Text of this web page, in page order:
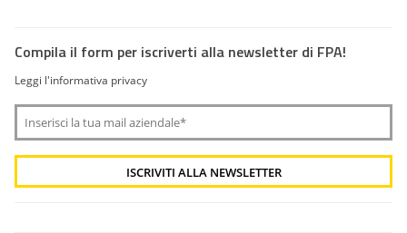
Compila il form per iscriverti alla newsletter di FPA!
Leggi l'informativa privacy